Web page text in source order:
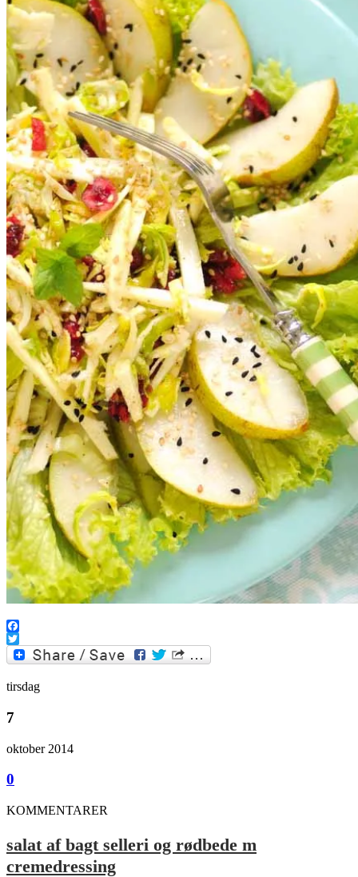
Facebook
Twitter
tirsdag
7
oktober 2014
0
KOMMENTARER
salat af bagt selleri og rødbede m
cremedressing